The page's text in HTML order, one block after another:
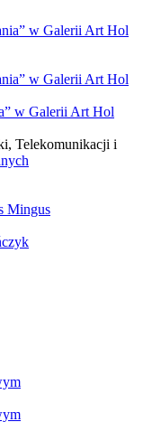
w Galerii Art Hol
Telekomunikacji i
Mingus